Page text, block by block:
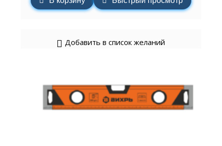
Добавить в список желаний